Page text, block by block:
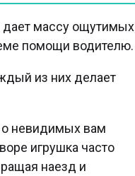
дает массу ощутимых
помощи водителю.
из них делает
о невидимых вам
игрушка часто
наезд и